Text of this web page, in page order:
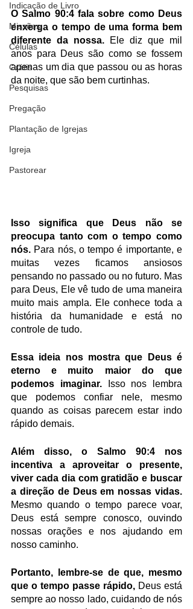
Indicação de Livro
Missões
Células
Grátis
Pesquisas
Pregação
Plantação de Igrejas
Igreja
Pastorear
O Salmo 90:4 fala sobre como Deus
enxerga o tempo de uma forma bem
diferente da nossa.
Ele diz que mil
anos para Deus são como se fossem
apenas um dia que passou ou as horas
da noite, que são bem curtinhas.
Isso significa que Deus não se
preocupa tanto com o tempo como
nós. Para nós, o tempo é importante, e
muitas vezes ficamos ansiosos
pensando no passado ou no futuro. Mas
para Deus, Ele vê tudo de uma maneira
muito mais ampla. Ele conhece toda a
história da humanidade e está no
controle de tudo.
Essa ideia nos mostra que Deus é
eterno e muito maior do que
podemos imaginar. Isso nos lembra
que podemos confiar nele, mesmo
quando as coisas parecem estar indo
rápido demais.
Além disso, o Salmo 90:4 nos
incentiva a aproveitar o presente,
viver cada dia com gratidão e buscar
Mesmo quando o tempo parece voar,
Deus está sempre conosco, ouvindo
nossas orações e nos ajudando em
nosso caminho.
Portanto, lembre-se de que, mesmo
que o tempo passe rápido, Deus está
sempre ao nosso lado, cuidando de nós